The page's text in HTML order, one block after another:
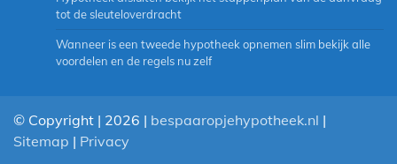
tot de sleuteloverdracht
Wanneer is een tweede hypotheek opnemen slim bekijk alle
voordelen en de regels nu zelf
© Copyright | 2026 | bespaaropjehypotheek.nl |
Sitemap | Privacy